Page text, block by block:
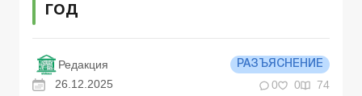
год
Редакция РАЗЪЯСНЕНИЕ
26.12.2025 0 0 74